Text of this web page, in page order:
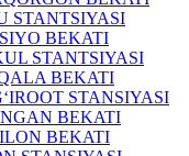
STANTSIYASI
BEKATI
STANTSIYASI
BEKATI
STANSIYASI
BEKATI
BEKATI